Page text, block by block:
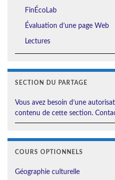
FinÉcoLab
Évaluation d’une page Web
Lectures
SECTION DU PARTAGE
Vous avez besoin d’une
contenu de cette section.
COURS OPTIONNELS
Géographie culturelle